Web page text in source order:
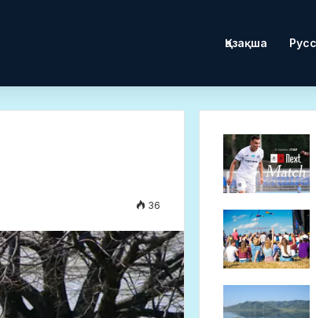
Қазақша
36